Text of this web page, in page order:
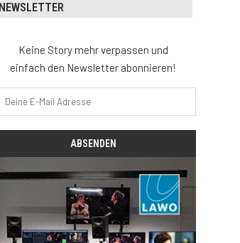
NEWSLETTER
Keine Story mehr verpassen und
einfach den Newsletter abonnieren!